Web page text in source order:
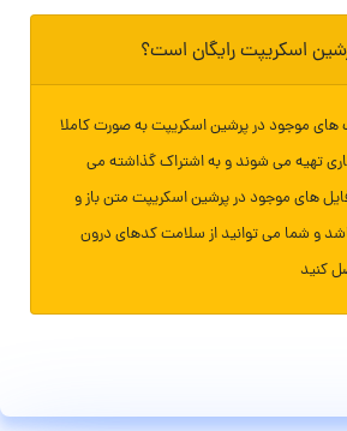
اسکریپت رایگان است؟
های موجود در پرشین اسکریپت به صورت کاملا
تهیه می شوند و به اشتراک گذاشته می
های موجود در پرشین اسکریپت متن باز و
و شما می توانید از سلامت کدهای درون
کنید